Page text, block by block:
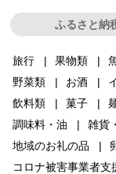
ふるさと納
旅行 果物類
野菜類
お酒
飲料類
菓子
調味料・油
雑貨
地域のお礼の品
コロナ被害事業者支